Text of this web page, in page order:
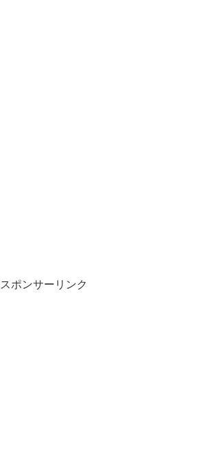
スポンサーリンク